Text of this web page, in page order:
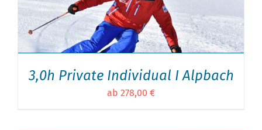
3,0h Private Individual I Alpbach
ab 278,00 €